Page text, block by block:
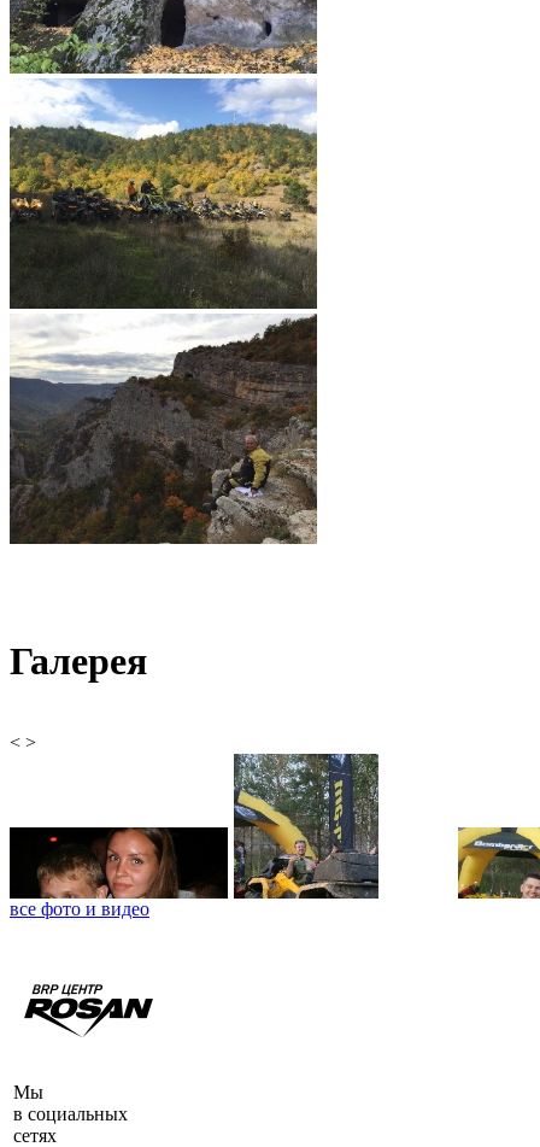
Галерея
< >
все фото и видео
Мы
в социальных
сетях